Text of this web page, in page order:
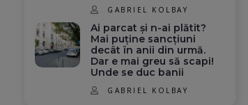
GABRIEL KOLBAY
Ai parcat și n-ai plătit?
Mai puține sancțiuni
decât în anii din urmă.
Dar e mai greu să scapi!
Unde se duc banii
GABRIEL KOLBAY